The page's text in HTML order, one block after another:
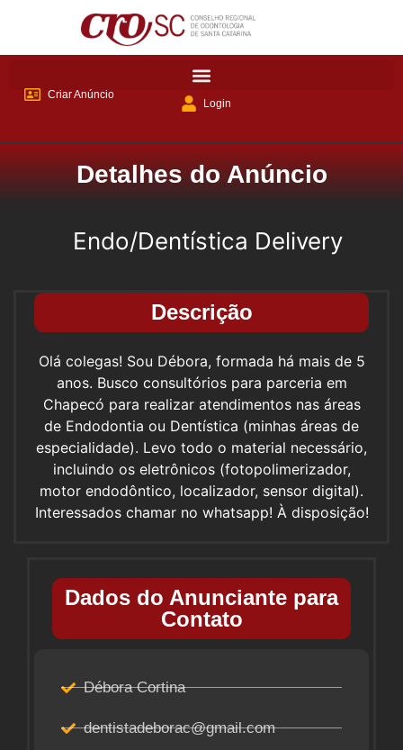
Criar Anúncio
Login
Detalhes do Anúncio
Endo/Dentística Delivery
Descrição
Olá colegas! Sou Débora, formada há mais de 5
anos. Busco consultórios para parceria em
Chapecó para realizar atendimentos nas áreas
de Endodontia ou Dentística (minhas áreas de
especialidade). Levo todo o material necessário,
incluindo os eletrônicos (fotopolimerizador,
motor endodôntico, localizador, sensor digital).
Interessados chamar no whatsapp! À disposição!
Dados do Anunciante para
Contato
Débora Cortina
dentistadeborac@gmail.com